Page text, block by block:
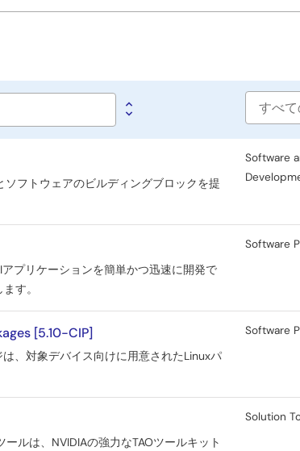
Software
フトウェアのビルディングブロックを提
Software
プリケーションを簡単かつ迅速に開発で
す。
Software
[5.10-CIP]
、対象デバイス向けに用意されたLinuxパ
Software
ルは、NVIDIAの強力なTAOツールキット
Solution